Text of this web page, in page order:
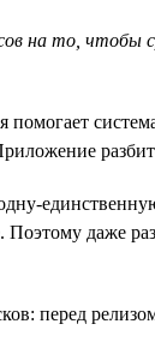
на то, чтобы
помогает
Поэтому даже
перед